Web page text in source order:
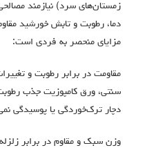
زمستان‌های سرد) نیازمند
دما، رطوبت و تابش خورشید
مزایای منحصر به فردی است:
مقاومت در برابر رطوبت و
سنتی، ورق کامپوزیت جذب
دچار ترک‌خوردگی یا پوسیدگی
وزن سبک و مقاوم در برابر